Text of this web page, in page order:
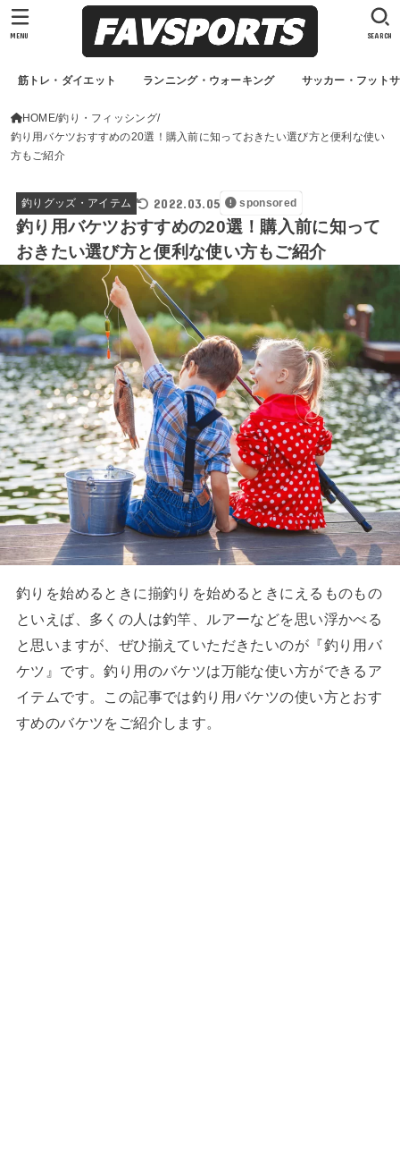
筋トレ・ダイエット ランニング・ウォーキング サッカー・フット
SEARCH
MENU
HOME 釣り・フィッシング
釣り用バケツおすすめの20選！購入前に知っておきたい選び方と便利な使い
方もご紹介
釣りグッズ・アイテム 2022.03.05 sponsored
釣り用バケツおすすめの20選！購入前に知って
おきたい選び方と便利な使い方もご紹介
釣りを始めるときに揃釣りを始めるときにえるものもの
といえば、多くの人は釣竿、ルアーなどを思い浮かべる
と思いますが、ぜひ揃えていただきたいのが『釣り用バ
ケツ』です。釣り用のバケツは万能な使い方ができるア
イテムです。この記事では釣り用バケツの使い方とおす
すめのバケツをご紹介します。